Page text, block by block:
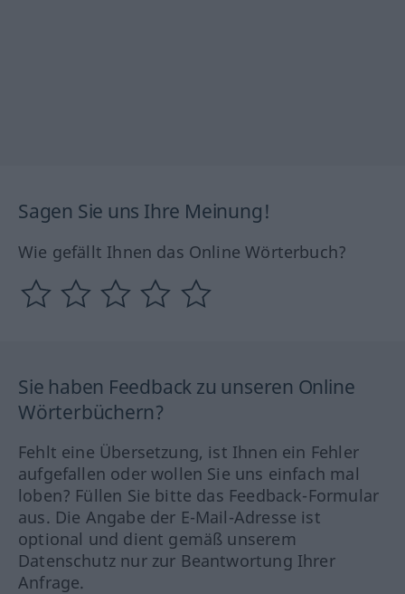
Sagen Sie uns Ihre Meinung!
Wie gefällt Ihnen das Online Wörterbuch?
Sie haben Feedback zu unseren Online
Wörterbüchern?
Fehlt eine Übersetzung, ist Ihnen ein Fehler
aufgefallen oder wollen Sie uns einfach mal
loben? Füllen Sie bitte das Feedback-Formular
aus. Die Angabe der E-Mail-Adresse ist
optional und dient gemäß unserem
Datenschutz nur zur Beantwortung Ihrer
Anfrage.